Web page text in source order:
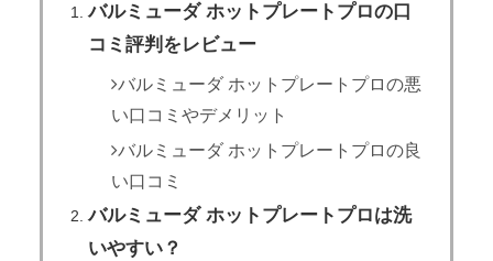
バルミューダ ホットプレートプロの口
コミ評判をレビュー
バルミューダ ホットプレートプロの悪
い口コミやデメリット
バルミューダ ホットプレートプロの良
い口コミ
バルミューダ ホットプレートプロは洗
いやすい？